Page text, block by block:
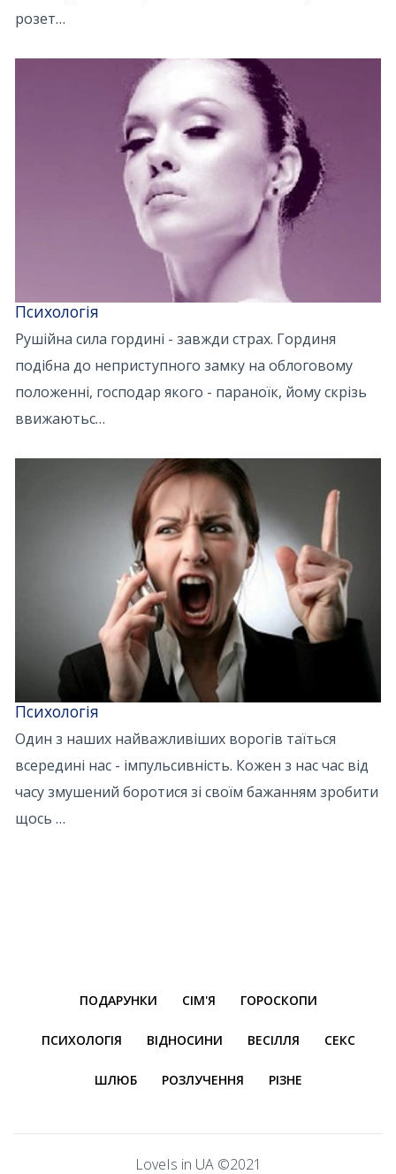
розет…
Психологія
Рушійна сила гордині - завжди страх. Гординя
подібна до неприступного замку на облоговому
положенні, господар якого - параноїк, йому скрізь
ввижаютьс…
Психологія
Один з наших найважливіших ворогів таїться
всередині нас - імпульсивність. Кожен з нас час від
часу змушений боротися зі своїм бажанням зробити
щось …
ПОДАРУНКИ СІМ'Я ГОРОСКОПИ
ПСИХОЛОГІЯ ВІДНОСИНИ ВЕСІЛЛЯ СЕКС
ШЛЮБ РОЗЛУЧЕННЯ РІЗНЕ
LoveIs in UA ©2021